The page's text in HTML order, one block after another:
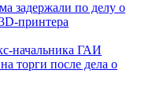
задержали по делу о
начальника ГАИ
торги после дела о